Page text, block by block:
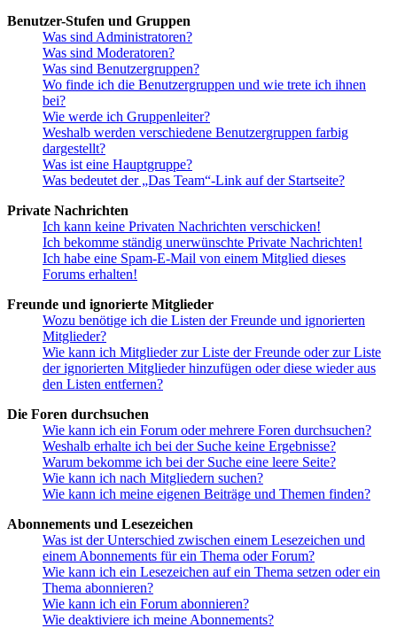
Benutzer-Stufen und Gruppen
Was sind Administratoren?
Was sind Moderatoren?
Was sind Benutzergruppen?
Wo finde ich die Benutzergruppen und wie trete ich ihnen
bei?
Wie werde ich Gruppenleiter?
Weshalb werden verschiedene Benutzergruppen farbig
dargestellt?
Was ist eine Hauptgruppe?
Was bedeutet der „Das Team“-Link auf der Startseite?
Private Nachrichten
Ich kann keine Privaten Nachrichten verschicken!
Ich bekomme ständig unerwünschte Private Nachrichten!
Ich habe eine Spam-E-Mail von einem Mitglied dieses
Forums erhalten!
Freunde und ignorierte Mitglieder
Wozu benötige ich die Listen der Freunde und ignorierten
Mitglieder?
Wie kann ich Mitglieder zur Liste der Freunde oder zur Liste
der ignorierten Mitglieder hinzufügen oder diese wieder aus
den Listen entfernen?
Die Foren durchsuchen
Wie kann ich ein Forum oder mehrere Foren durchsuchen?
Weshalb erhalte ich bei der Suche keine Ergebnisse?
Warum bekomme ich bei der Suche eine leere Seite?
Wie kann ich nach Mitgliedern suchen?
Wie kann ich meine eigenen Beiträge und Themen finden?
Abonnements und Lesezeichen
Was ist der Unterschied zwischen einem Lesezeichen und
einem Abonnements für ein Thema oder Forum?
Wie kann ich ein Lesezeichen auf ein Thema setzen oder ein
Thema abonnieren?
Wie kann ich ein Forum abonnieren?
Wie deaktiviere ich meine Abonnements?